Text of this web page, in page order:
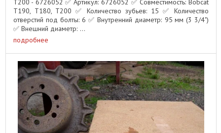
T200 - 6726052 ✅ Артикул: 6726052 ✅ Совместимость: Bobcat
T190, T180, T200 ✅ Количество зубьев: 15 ✅ Количество
отверстий под болты: 6 ✅ Внутренний диаметр: 95 мм (3 3/4")
✅ Внешний диаметр: ...
подробнее